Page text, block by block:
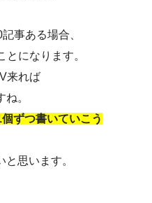
事ある場合、
になります。
来れば
。
ずつ書いていこう
思います。